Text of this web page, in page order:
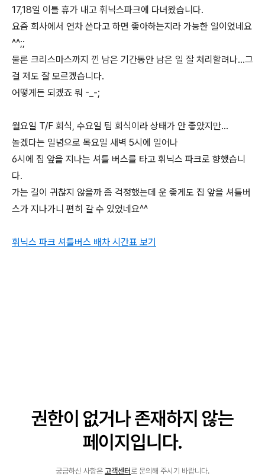
17,18일 이틀 휴가 내고 휘닉스파크에 다녀왔습니다.
요즘 회사에서 연차 쓴다고 하면 좋아하는지라 가능한 일이었네요
^^;;
물론 크리스마스까지 낀 남은 기간동안 남은 일 잘 처리할려나...그
걸 저도 잘 모르겠습니다.
어떻게든 되겠죠 뭐 -_-;
월요일 T/F 회식, 수요일 팀 회식이라 상태가 안 좋았지만...
놀겠다는 일념으로 목요일 새벽 5시에 일어나
6시에 집 앞을 지나는 셔틀 버스를 타고 휘닉스 파크로 향했습니
다.
가는 길이 귀찮지 않을까 좀 걱정했는데 운 좋게도 집 앞을 셔틀버
스가 지나가니 편히 갈 수 있었네요^^
휘닉스 파크 셔틀버스 배차 시간표 보기